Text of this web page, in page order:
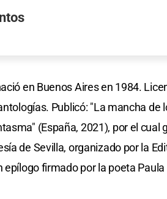
en Buenos Aires en 1984.
Publicó: "La mancha de
(España, 2021), por el cual
de Sevilla, organizado por la
epílogo firmado por la poeta Paula